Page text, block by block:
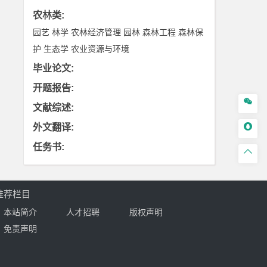
农林类:
园艺 林学 农林经济管理 园林 森林工程 森林保
护 生态学 农业资源与环境
毕业论文:
开题报告:
文献综述:
外文翻译:
任务书:



荐栏目
本站简介 人才招聘
版权声明
免责声明